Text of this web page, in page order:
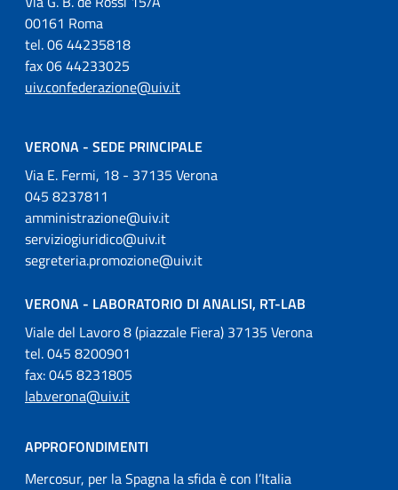
00161 Roma
tel. 06 44235818
fax 06 44233025
uiv.confederazione@uiv.it
VERONA - SEDE PRINCIPALE
Via E. Fermi, 18 - 37135 Verona
045 8237811
amministrazione@uiv.it
serviziogiuridico@uiv.it
segreteria.promozione@uiv.it
VERONA - LABORATORIO DI ANALISI, RT-LAB
Viale del Lavoro 8 (piazzale Fiera) 37135 Verona
tel. 045 8200901
fax: 045 8231805
lab.verona@uiv.it
APPROFONDIMENTI
Mercosur, per la Spagna la sfida è con l’Italia